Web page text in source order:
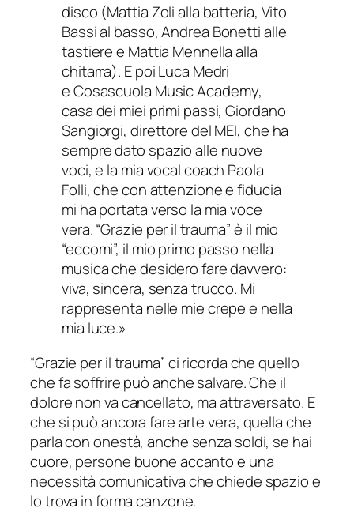
disco (Mattia Zoli alla batteria, Vito
Bassi al basso, Andrea Bonetti alle
tastiere e Mattia Mennella alla
chitarra). E poi Luca Medri
eCosascuola Music Academy,
casa dei miei primi passi, Giordano
Sangiorgi, direttore del MEI, che ha
sempre dato spazio alle nuove
voci, e la mia vocal coach Paola
Folli, che con attenzione e fiducia
mi ha portata verso la mia voce
vera. “Grazie per il trauma” è il mio
“eccomi”, il mio primo passo nella
musica che desidero fare davvero:
viva, sincera, senza trucco. Mi
rappresenta nelle mie crepe e nella
mia luce.»
“Grazie per il trauma” ci ricorda che quello
che fa soffrire può anche salvare. Che il
dolore non va cancellato, ma attraversato. E
che si può ancora fare arte vera, quella che
parla con onestà, anche senza soldi, se hai
cuore, persone buone accanto e una
necessità comunicativa che chiede spazio e
lo trova in forma canzone.